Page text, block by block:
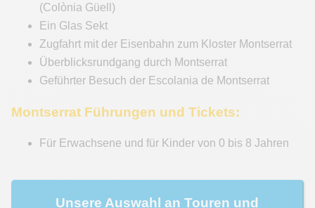
(Colònia Güell)
Ein Glas Sekt
Zugfahrt mit der Eisenbahn zum Kloster Montserrat
Überblicksrundgang durch Montserrat
Geführter Besuch der Escolania de Montserrat
Montserrat Führungen und Tickets:
Für Erwachsene und für Kinder von 0 bis 8 Jahren
Unsere Auswahl an Touren und